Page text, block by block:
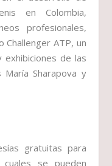
en Colombia,
profesionales,
ATP, un
exhibiciones de las
María Sharapova y
gratuitas para
cuales se pueden